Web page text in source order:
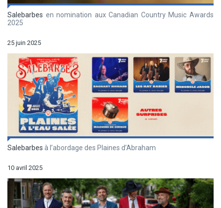
Salebarbes en nomination aux Canadian Country Music Awards
2025
25 juin 2025
Salebarbes à l’abordage des Plaines d’Abraham
10 avril 2025